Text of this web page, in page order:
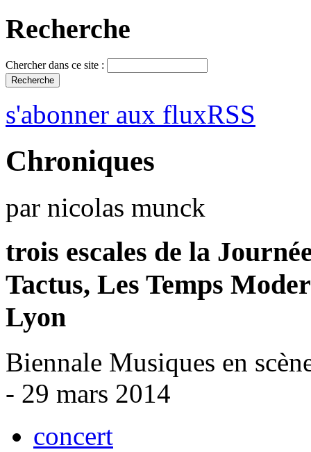
Recherche
Chercher dans ce site :
s'abonner aux fluxRSS
Chroniques
par nicolas munck
trois escales de la
Tactus, Les Temps
Lyon
Biennale Musiques en
- 29 mars 2014
concert